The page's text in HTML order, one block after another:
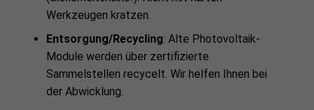
Werkzeugen kratzen.
Entsorgung/Recycling: Alte Photovoltaik-
Module werden über zertifizierte
Sammelstellen recycelt. Wir helfen Ihnen bei
der Abwicklung.